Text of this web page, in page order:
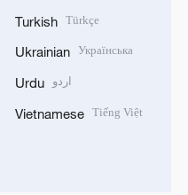
Turkish Türkçe
Ukrainian Українська
Urdu اردو
Vietnamese Tiếng Việt